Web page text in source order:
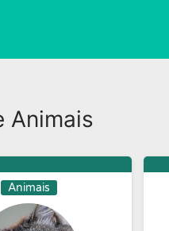
e Vendas
Filmes e Series
Vagas de
Animais
Animais